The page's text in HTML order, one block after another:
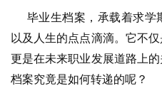
毕业生档案，承载着求学
以及人生的点点滴滴。它不
更是在未来职业发展道路上
档案究竟是如何转递的呢？